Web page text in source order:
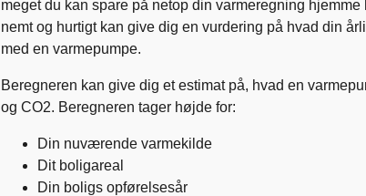
meget du kan spare på netop din varmeregning
nemt og hurtigt kan give dig en vurdering på hvad din
med en varmepumpe.
Beregneren kan give dig et estimat på, hvad en
og CO2. Beregneren tager højde for:
Din nuværende varmekilde
Dit boligareal
Din boligs opførelsesår